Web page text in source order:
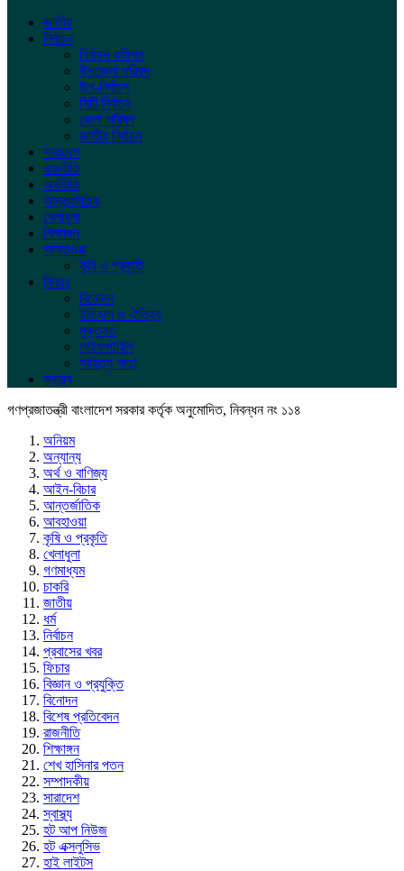
জাতীয়
নির্বাচন
নির্বাচন কমিশন
উপজেলা পরিষদ
উপ-নির্বাচন
সিটি নির্বাচন
জেলা পরিষদ
জাতীয় নির্বাচন
সারাদেশ
রাজনীতি
অর্থনীতি
আন্তর্জাতিক
খেলাধুলা
শিক্ষাঙ্গন
আবহাওয়া
কৃষি ও প্রকৃতি
ফিচার
বিনোদন
ইতিহাস ও ঐতিহ্য
মুক্তমত
লাইফস্টাইল
সাহিত্য পাতা
স্বাস্থ্য
গণপ্রজাতন্ত্রী বাংলাদেশ সরকার কর্তৃক অনুমোদিত, নিবন্ধন নং ১১৪
অনিয়ম
অন্যান্য
অর্থ ও বাণিজ্য
আইন-বিচার
আন্তর্জাতিক
আবহাওয়া
কৃষি ও প্রকৃতি
খেলাধুলা
গণমাধ্যম
চাকরি
জাতীয়
ধর্ম
নির্বাচন
প্রবাসের খবর
ফিচার
বিজ্ঞান ও প্রযুক্তি
বিনোদন
বিশেষ প্রতিবেদন
রাজনীতি
শিক্ষাঙ্গন
শেখ হাসিনার পতন
সম্পাদকীয়
সারাদেশ
স্বাস্থ্য
হট আপ নিউজ
হট এক্সলুসিভ
হাই লাইটস